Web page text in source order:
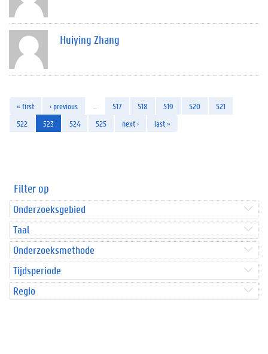
Huiying Zhang
« first ‹ previous 517 518 519 520
521
522
523 524 525 next › last »
Filter op
Onderzoeksgebied
Taal
Onderzoeksmethode
Tijdsperiode
Regio